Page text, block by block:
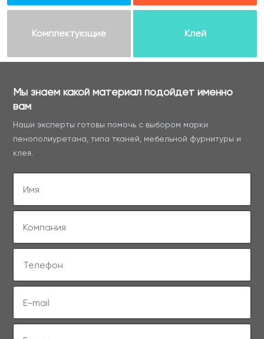
Комплектующие Клей
Мы знаем какой материал подойдет именно
вам
Наши эксперты готовы помочь с выбором марки
пенополиуретана, типа тканей, мебельной фурнитуры и
клея.